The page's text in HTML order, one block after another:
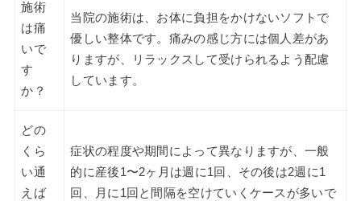
施術
は痛
いで
す
か？
当院の施術は、お体に負担をかけないソフトで
優しい整体です。痛みの感じ方には個人差があ
りますが、リラックスして受けられるよう配慮
しています。
どの
くら
い通
えば
症状の程度や期間によって異なりますが、一般
的に産後1〜2ヶ月は週に1回、その後は2週に1
回、月に1回と間隔を空けていくケースが多いで